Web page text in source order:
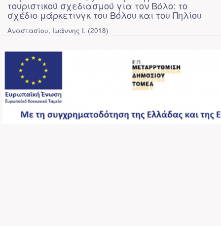
τουριστικού σχεδιασμού για τον Βόλο: το
σχέδιο μάρκετινγκ του Βόλου και του Πηλίου
Αναστασίου, Ιωάννης Ι. (2018)